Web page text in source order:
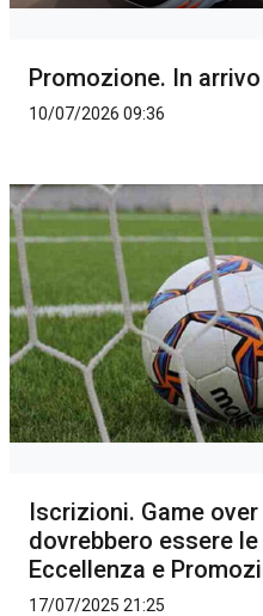
Promozione. In
10/07/2026 09:36
Iscrizioni. Game
dovrebbero essere
Eccellenza e
17/07/2025 21:25